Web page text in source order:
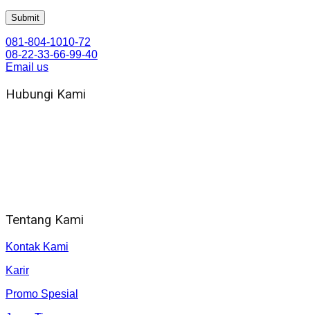
081-804-1010-72
08-22-33-66-99-40
Email us
Hubungi Kami
Tentang Kami
Kontak Kami
Karir
Promo Spesial